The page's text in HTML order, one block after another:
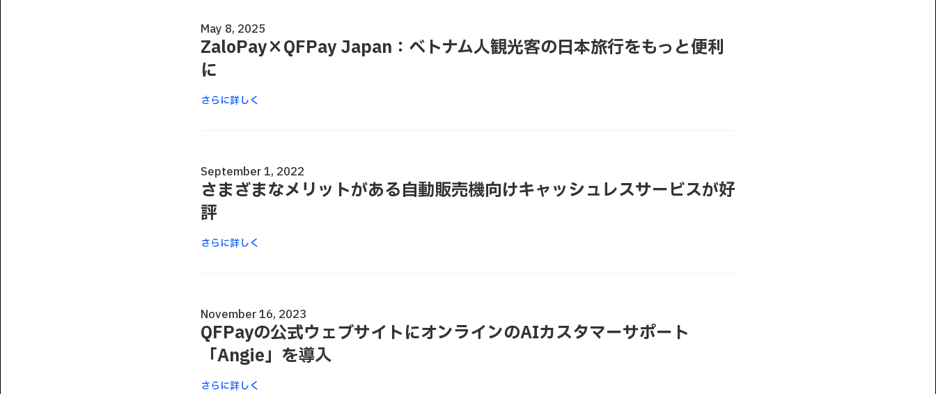
May 8, 2025
ZaloPay×QFPay Japan：ベトナム人観光客の日本旅行をもっと便利
に
さらに詳しく
September 1, 2022
さまざまなメリットがある自動販売機向けキャッシュレスサービスが好
評
さらに詳しく
November 16, 2023
QFPayの公式ウェブサイトにオンラインのAIカスタマーサポート
「Angie」を導入
さらに詳しく